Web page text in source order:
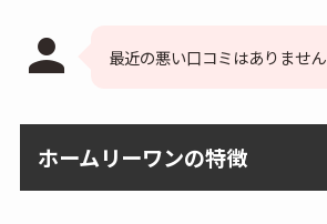
person 最近の悪い口コミはありません
ホームリーワンの特徴